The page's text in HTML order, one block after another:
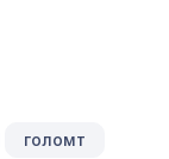
голомт